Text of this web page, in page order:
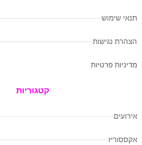
תנאי שימוש
הצהרת נגישות
מדיניות פרטיות
קטגוריות
אירועים
אקססוריז